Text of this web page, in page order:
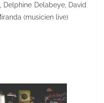
Delphine Delabeye, David
(musicien live)